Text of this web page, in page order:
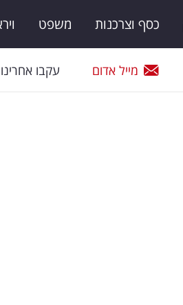
כסף וצרכנות משפט
מייל אדום עקבו אחרינו